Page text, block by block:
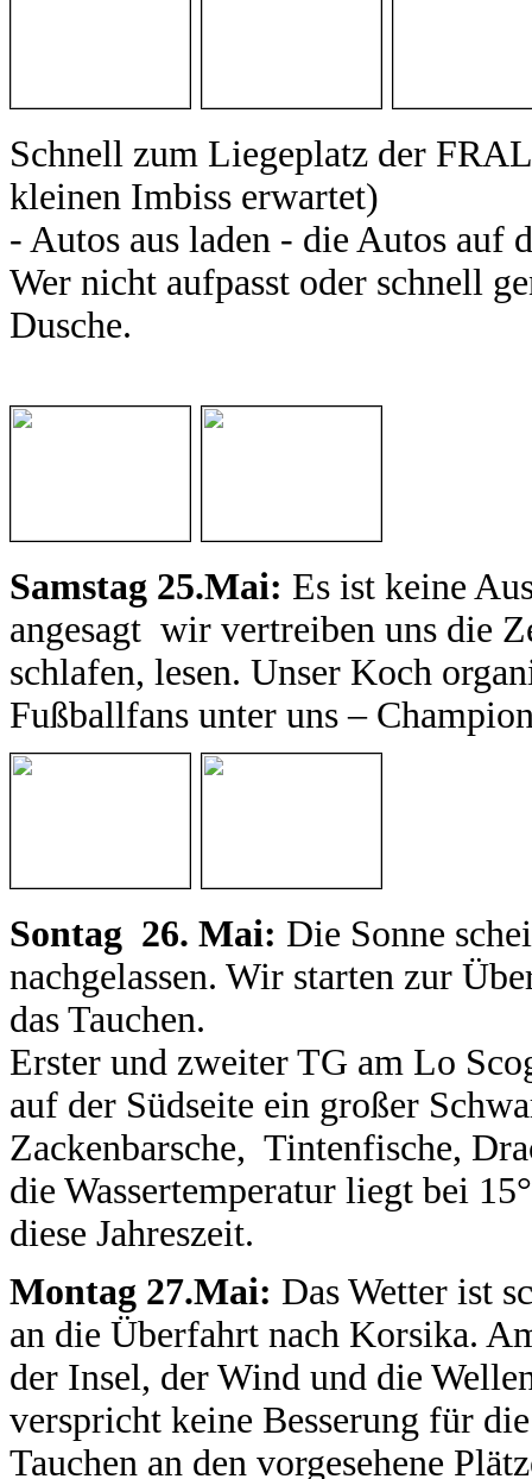
Schnell zum Liegeplatz der
kleinen Imbiss erwartet)
- Autos aus laden - die Autos auf
Wer nicht aufpasst oder schnell
Dusche.
Samstag 25.Mai: Es ist keine
angesagt wir vertreiben uns die
schlafen, lesen. Unser Koch
Fußballfans unter uns –
Sontag 26. Mai: Die Sonne
nachgelassen. Wir starten zur
das Tauchen.
Erster und zweiter TG am Lo
auf der Südseite ein großer
Zackenbarsche, Tintenfische,
die Wassertemperatur liegt bei
diese Jahreszeit.
Montag 27.Mai: Das Wetter ist
an die Überfahrt nach Korsika.
der Insel, der Wind und die
verspricht keine Besserung für
Tauchen an den vorgesehene